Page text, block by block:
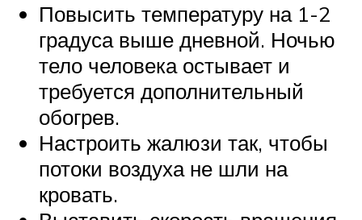
Повысить температуру на 1-2
градуса выше дневной. Ночью
тело человека остывает и
требуется дополнительный
обогрев.
Настроить жалюзи так, чтобы
потоки воздуха не шли на
кровать.